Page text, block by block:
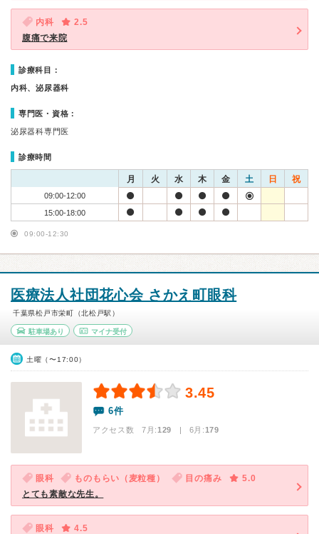
内科
2.5
腹痛で来院
診療科目：
内科、泌尿器科
専門医・資格：
泌尿器科専門医
診療時間
月 火 水 木 金 土 日 祝
09:00-12:00
15:00-18:00
09:00-12:30
医療法人社団花心会 さかえ町眼科
千葉県松戸市栄町（北松戸駅）
駐車場あり マイナ受付
土曜（〜17:00）
3.45
6件
アクセス数 7月:129 | 6月:179
眼科 ものもらい（麦粒種） 目の痛み
5.0
とても素敵な先生。
眼科
4.5